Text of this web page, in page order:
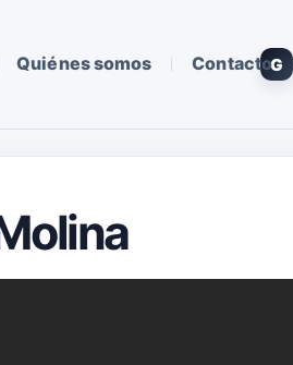
Quiénes somos ContactoG